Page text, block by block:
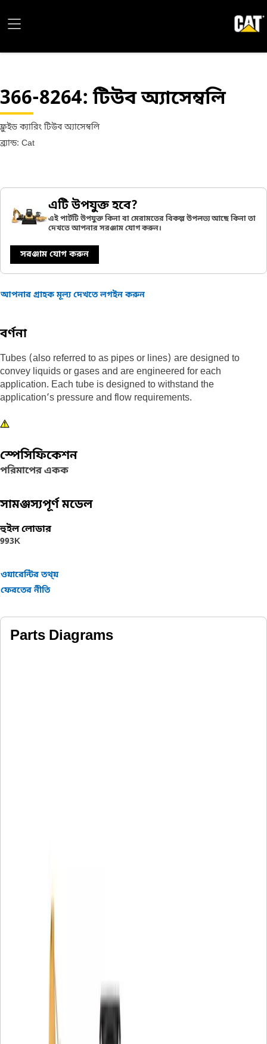
366-8264: টিউব অ্যাসেম্বলি
ফ্লুইড ক্যারিং টিউব অ্যাসেম্বলি
ব্র্যান্ড: Cat
এটি উপযুক্ত হবে?
এই পার্টটি উপযুক্ত কিনা বা মেরামতের বিকল্প উপলভ্য আছে কিনা তা
দেখতে আপনার সরঞ্জাম যোগ করুন।
সরঞ্জাম যোগ করুন
আপনার গ্রাহক মূল্য দেখতে লগইন করুন
বর্ণনা
Tubes (also referred to as pipes or lines) are designed to
convey liquids or gases and are engineered for each
application. Each tube is designed to withstand the
application’s pressure and flow requirements.
স্পেসিফিকেশন
পরিমাপের একক
সামঞ্জস্যপূর্ণ মডেল
হুইল লোডার
993K
ওয়ারেন্টির তথ্য়
ফেরতের নীতি
Parts Diagrams